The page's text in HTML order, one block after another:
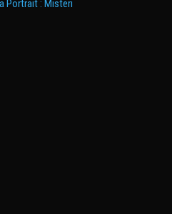
Portrait : Misteri